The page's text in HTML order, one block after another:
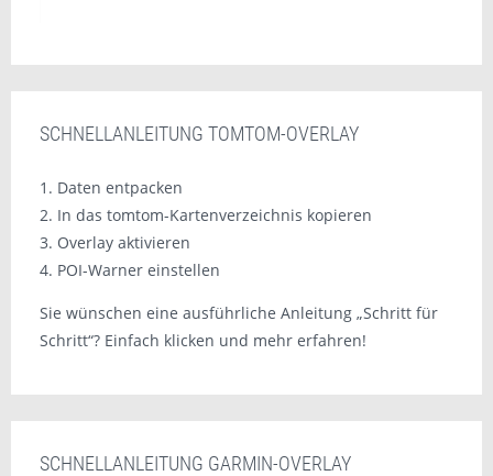
SCHNELLANLEITUNG TOMTOM-OVERLAY
1. Daten entpacken
2. In das tomtom-Kartenverzeichnis kopieren
3. Overlay aktivieren
4. POI-Warner einstellen
Sie wünschen eine ausführliche Anleitung „Schritt für
Schritt“? Einfach klicken und mehr erfahren!
SCHNELLANLEITUNG GARMIN-OVERLAY